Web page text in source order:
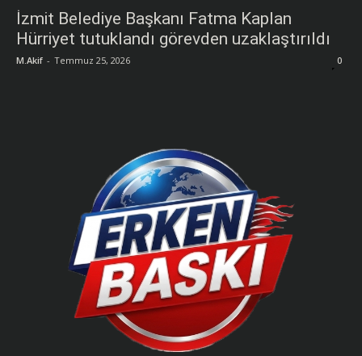
İzmit Belediye Başkanı Fatma Kaplan
Hürriyet tutuklandı görevden uzaklaştırıldı
M.Akif - Temmuz 25, 2026 0